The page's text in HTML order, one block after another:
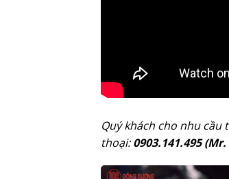
Quý khách cho nhu
thoại:0903.141.495